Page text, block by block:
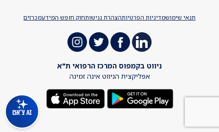
AI צ'אט
תנאי שימושמדיניות הפרטיותהצהרת נגישותחוק חופש המידעמכרזים
ניווט בקמפוס המרכז הרפואי ת"א
אפליקצית הניווט אינה זמינה